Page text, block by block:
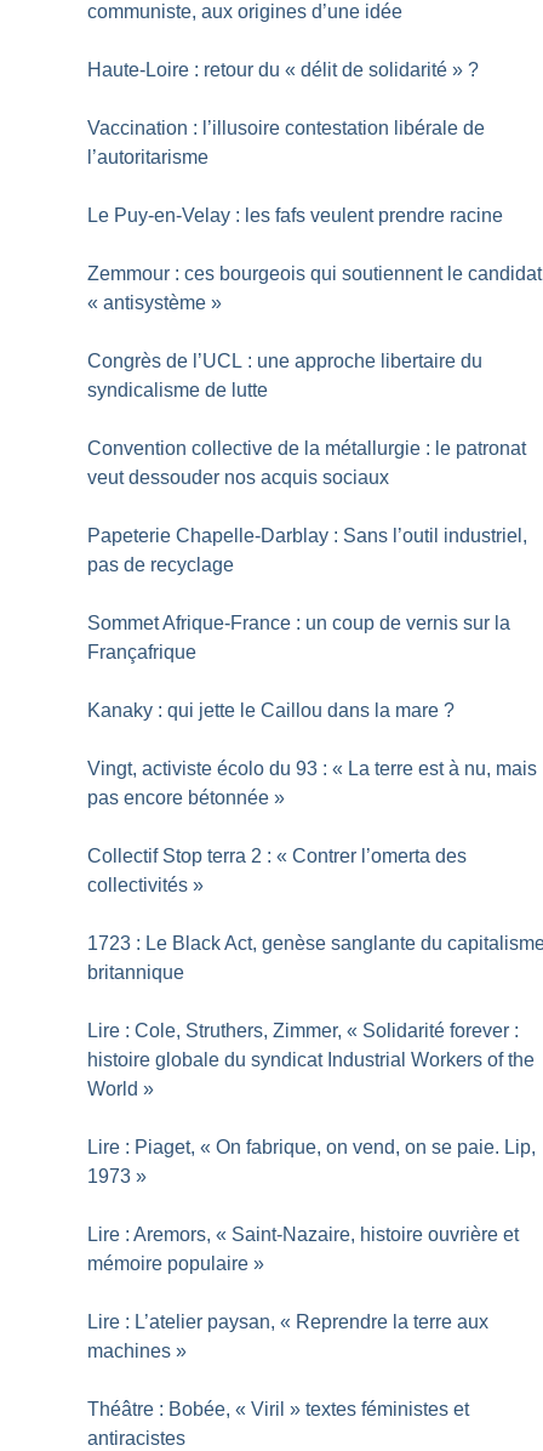
communiste, aux origines d’une idée
Haute-Loire : retour du « délit de solidarité » ?
Vaccination : l’illusoire contestation libérale de
l’autoritarisme
Le Puy-en-Velay : les fafs veulent prendre racine
Zemmour : ces bourgeois qui soutiennent le candidat
« antisystème »
Congrès de l’UCL : une approche libertaire du
syndicalisme de lutte
Convention collective de la métallurgie : le patronat
veut dessouder nos acquis sociaux
Papeterie Chapelle-Darblay : Sans l’outil industriel,
pas de recyclage
Sommet Afrique-France : un coup de vernis sur la
Françafrique
Kanaky : qui jette le Caillou dans la mare ?
Vingt, activiste écolo du 93 : « La terre est à nu, mais
pas encore bétonnée »
Collectif Stop terra 2 : « Contrer l’omerta des
collectivités »
1723 : Le Black Act, genèse sanglante du
britannique
Lire : Cole, Struthers, Zimmer, « Solidarité forever :
histoire globale du syndicat Industrial Workers of the
World »
Lire : Piaget, « On fabrique, on vend, on se paie. Lip,
1973 »
Lire : Aremors, « Saint-Nazaire, histoire ouvrière et
mémoire populaire »
Lire : L’atelier paysan, « Reprendre la terre aux
machines »
Théâtre : Bobée, « Viril » textes féministes et
antiracistes